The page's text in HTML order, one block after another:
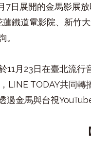
7日展開的金馬影展
蓮鐵道電影院、新竹
。
11月 23日在臺北流行
LINE TODAY共同轉
過金馬與台視
【